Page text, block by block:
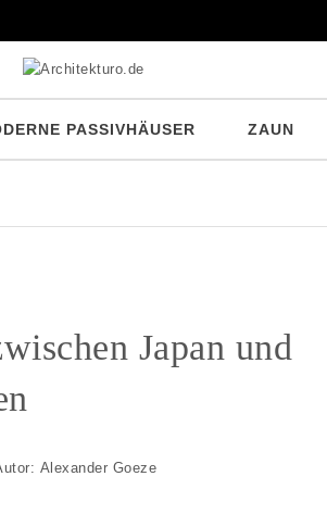
PASSIVHÄUSER ZAUN
Japan und
Alexander Goeze